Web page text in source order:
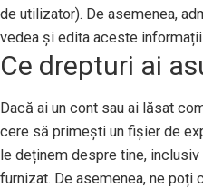
de utilizator). De asemenea,
vedea și edita aceste informații.
Ce drepturi ai
Dacă ai un cont sau ai lăsat
cere să primești un fișier de
le deținem despre tine,
furnizat. De asemenea, ne